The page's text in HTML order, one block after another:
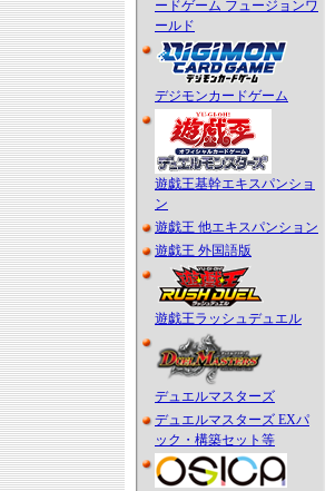
ードゲーム フュージョンワ
ールド
デジモンカードゲーム
遊戯王基幹エキスパンショ
ン
遊戯王 他エキスパンション
遊戯王 外国語版
遊戯王ラッシュデュエル
デュエルマスターズ
デュエルマスターズ EXパ
ック・構築セット等